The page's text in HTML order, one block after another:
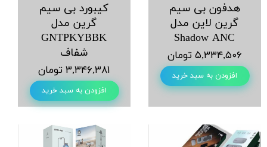
هدفون بی سیم
گرین لاین مدل
Shadow ANC
۵,۳۳۴,۵۰۶ تومان
افزودن به سبد خرید
کیبورد بی سیم
گرین مدل
GNTPKYBBK
شفاف
۳,۳۴۶,۳۸۱ تومان
افزودن به سبد خرید